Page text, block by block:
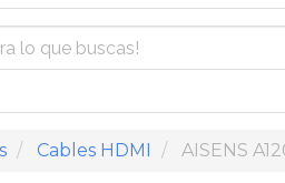
Cables HDMI AISENS